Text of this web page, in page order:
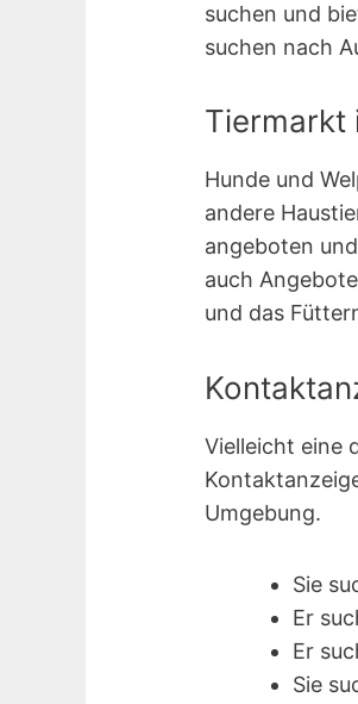
suchen und
suchen nach
Tiermarkt
Hunde und
andere
angeboten
auch
und das
Vielleicht eine
Umgebung.
Sie
Er
Er
Sie